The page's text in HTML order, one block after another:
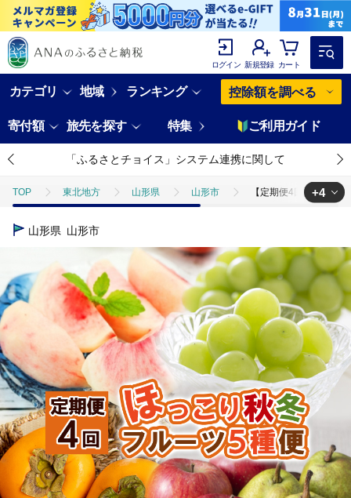
ログイン 新規登録 カート
カテゴリ 地域 ランキング 控除額を調べる
寄付額 旅先を探す 特集 ご利用ガイド
「ふるさとチョイス」システム連携に関して
TOP 東北地方 山形県 山形市 【定期便4回】ほっこ
TOP
梨 【定期便4回】ほっこり秋冬フルーツ５
TOP フルーツ もも 【定期便4回】ほっこり秋冬フルーツ
TOP フルーツ ぶどう・マスカット 【定期便4回】ほっこ
+4
山形県 山形市